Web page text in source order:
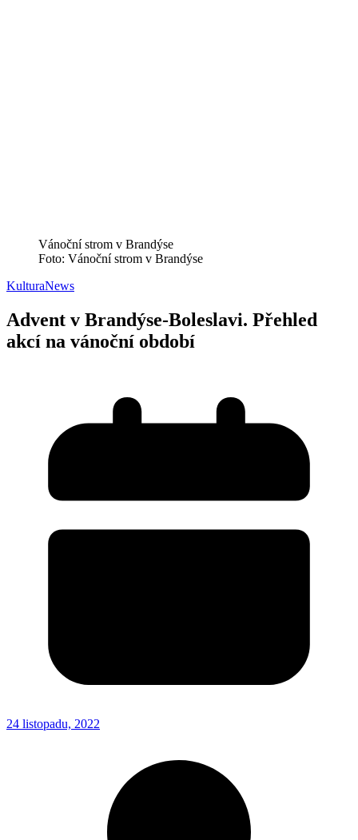
Vánoční strom v Brandýse
Foto: Vánoční strom v Brandýse
KulturaNews
Advent v Brandýse-Boleslavi. Přehled
akcí na vánoční období
24 listopadu, 2022